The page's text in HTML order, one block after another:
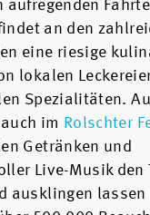
aufregenden
an den
eine riesige
lokalen
Spezialitäten.
im Rolschter
Getränken und
Live-Musik den
ausklingen lassen